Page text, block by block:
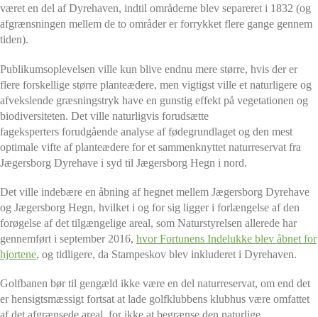
været en del af Dyrehaven, indtil områderne blev separeret i 1832 (og
afgrænsningen mellem de to områder er forrykket flere gange gennem
tiden).
Publikumsoplevelsen ville kun blive endnu mere større, hvis der er
flere forskellige større planteædere, men vigtigst ville et naturligere og
afvekslende græsningstryk have en gunstig effekt på vegetationen og
biodiversiteten. Det ville naturligvis forudsætte
fageksperters forudgående analyse af fødegrundlaget og den mest
optimale vifte af planteædere for et sammenknyttet naturreservat fra
Jægersborg Dyrehave i syd til Jægersborg Hegn i nord.
Det ville indebære en åbning af hegnet mellem Jægersborg Dyrehave
og Jægersborg Hegn, hvilket i og for sig ligger i forlængelse af den
forøgelse af det tilgængelige areal, som Naturstyrelsen allerede har
gennemført i september 2016, hvor Fortunens Indelukke blev åbnet for
hjortene, og tidligere, da Stampeskov blev inkluderet i Dyrehaven.
Golfbanen bør til gengæld ikke være en del naturreservat, om end det
er hensigtsmæssigt fortsat at lade golfklubbens klubhus være omfattet
af det afgrænsede areal, for ikke at begrænse den naturlige